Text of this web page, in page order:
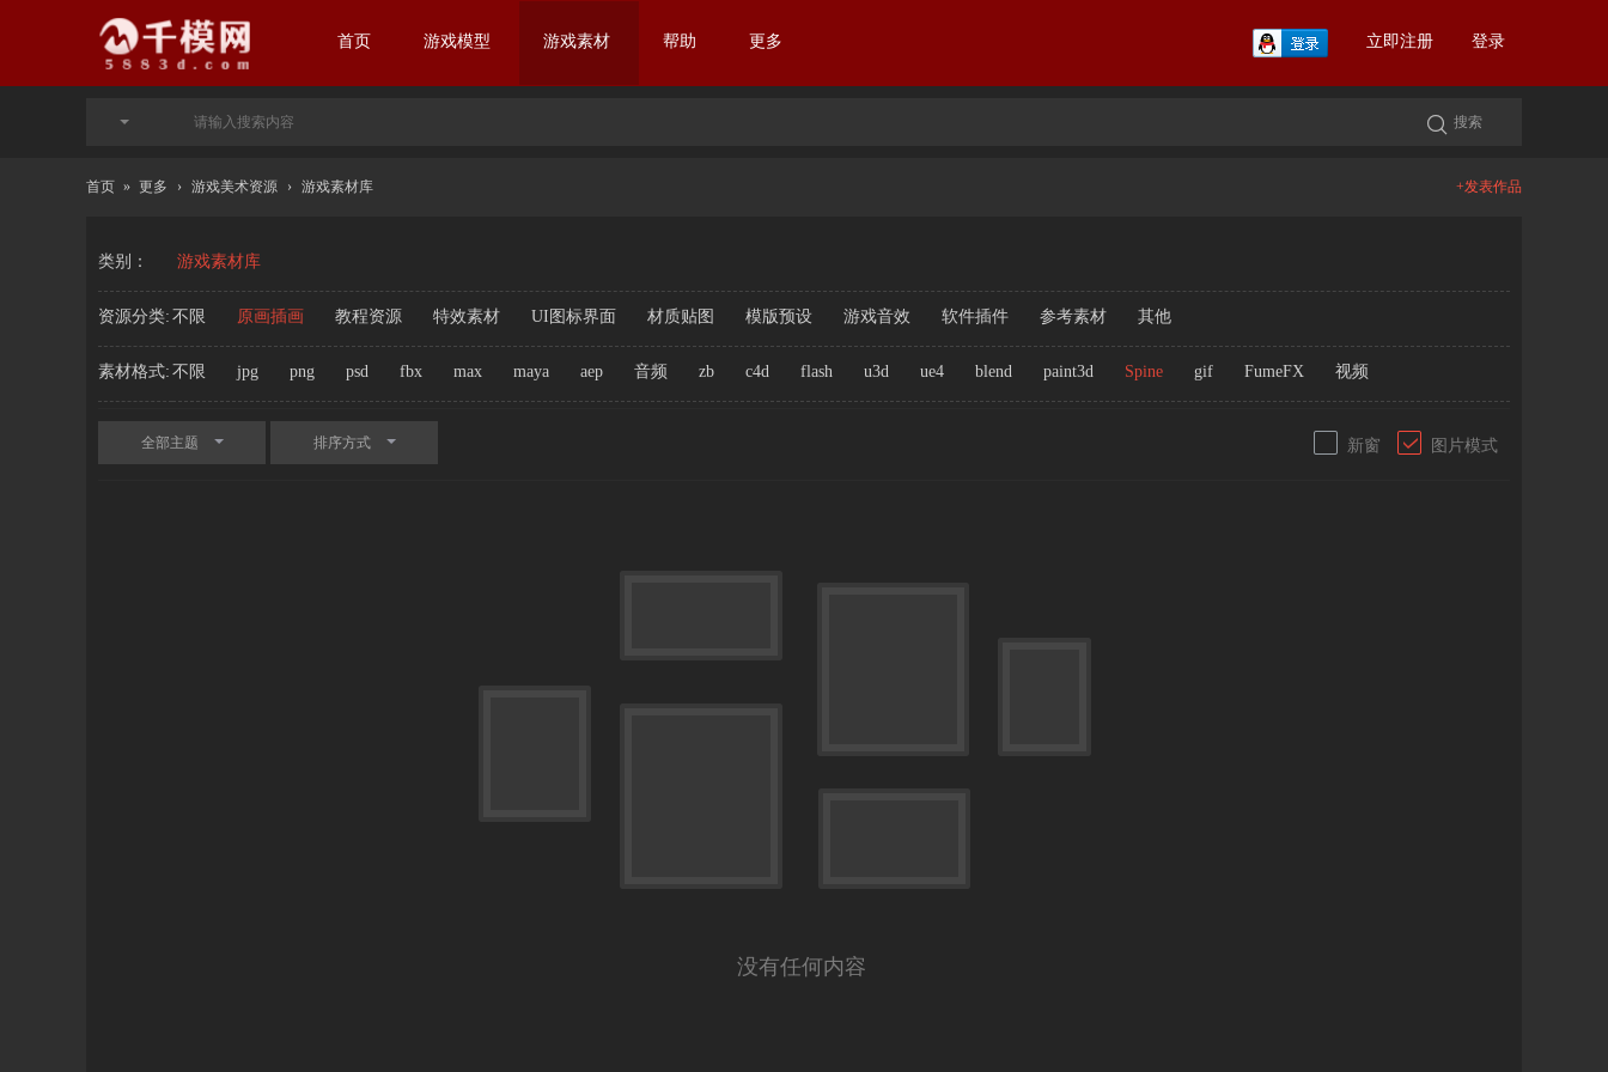
首页 游戏模型 游戏素材 帮助 更多 立即注册 登录
首页 » 更多 › 游戏美术资源 › 游戏素材库 +发表作品
类别： 游戏素材库
资源分类: 不限 原画插画 教程资源 特效素材 UI图标界面 材质贴图 模版预设 游戏音效 软件插件 参考素材 其他
素材格式: 不限 jpg png psd fbx max maya aep 音频 zb c4d flash u3d ue4 blend paint3d Spine gif FumeFX 视频
全部主题 排序方式 新窗 图片模式
没有任何内容